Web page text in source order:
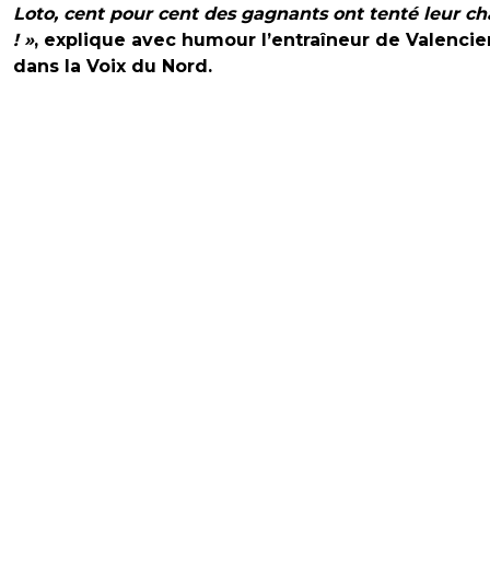
Loto, cent pour cent des gagnants ont tenté leur
! », explique avec humour l’entraîneur de
dans la Voix du Nord.